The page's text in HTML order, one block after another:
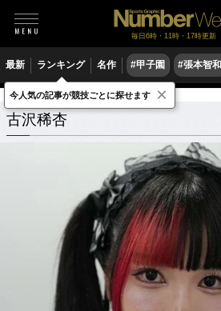
毎日6時・11時・17時更新
最新 ランキング 名作 #甲子園 #張本智和
古沢稀杏 関連記事
古沢稀杏
今人気の記事が競技ごとに探せます ×